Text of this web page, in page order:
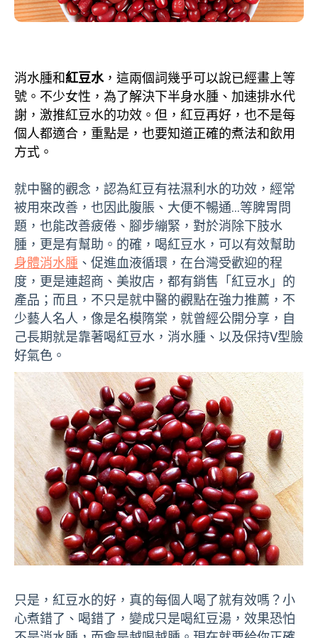
消水腫和紅豆水，這兩個詞幾乎可以說已經畫上等
號。不少女性，為了解決下半身水腫、加速排水代
謝，激推紅豆水的功效。但，紅豆再好，也不是每
個人都適合，重點是，也要知道正確的煮法和飲用
方式。
就中醫的觀念，認為紅豆有祛濕利水的功效，經常
被用來改善，也因此腹脹、大便不暢通…等脾胃問
題，也能改善疲倦、腳步繃緊，對於消除下肢水
腫，更是有幫助。的確，喝紅豆水，可以有效幫助
身體消水腫 、促進血液循環，在台灣受歡迎的程
度，更是連超商、美妝店，都有銷售「紅豆水」的
產品；而且，不只是就中醫的觀點在強力推薦，不
少藝人名人，像是名模隋棠，就曾經公開分享，自
己長期就是靠著喝紅豆水，消水腫、以及保持V型臉
好氣色。
只是，紅豆水的好，真的每個人喝了就有效嗎？小
心煮錯了、喝錯了，變成只是喝紅豆湯，效果恐怕